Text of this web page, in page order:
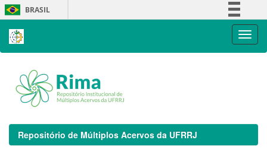
Skip
navigation
BRASIL
Repositório de Múltiplos Acervos da UFRRJ